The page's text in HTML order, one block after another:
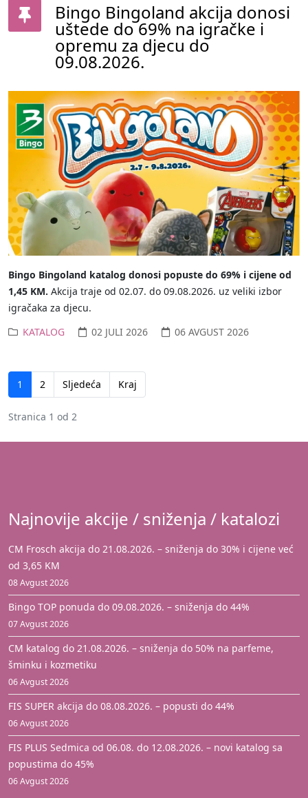
Bingo Bingoland akcija donosi
uštede do 69% na igračke i
opremu za djecu do
09.08.2026.
Bingo Bingoland katalog donosi popuste do 69% i cijene od
1,45 KM. Akcija traje od 02.07. do 09.08.2026. uz veliki izbor
igračaka za djecu.
KATALOG
02 JULI 2026 06 AVGUST 2026
1 2 Sljedeća Kraj
Stranica 1 od 2
Najnovije akcije / sniženja / katalozi
CM Frosch akcija do 21.08.2026. – sniženja do 30% i cijene već
od 3,65 KM
08 Avgust 2026
Bingo TOP ponuda do 09.08.2026. – sniženja do 44%
07 Avgust 2026
CM katalog do 21.08.2026. – sniženja do 50% na parfeme,
šminku i kozmetiku
06 Avgust 2026
FIS SUPER akcija do 08.08.2026. – popusti do 44%
06 Avgust 2026
FIS PLUS Sedmica od 06.08. do 12.08.2026. – novi katalog sa
popustima do 45%
06 Avgust 2026